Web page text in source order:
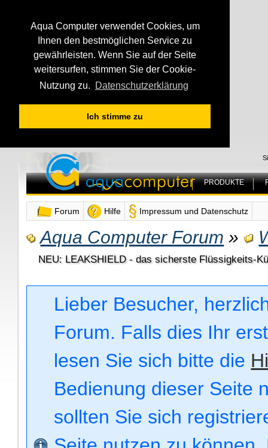
Aqua Computer verwendet Cookies, um
Ihnen den bestmöglichen Service zu
gewährleisten. Wenn Sie auf der Seite
weitersurfen, stimmen Sie der Cookie-
Nutzung zu.
Datenschutzerklärung
Ich stimme zu
PRODUKTE
Forum Hilfe Impressum und Datenschutz
Aqua Computer Forum »
NEU: LEAKSHIELD - das sicherste Flüssigkeits-
Lieber Besucher,
Forum. Falls dies Ihr
lesen Sie sich bitte die
Bedienung dieser Seite
sollten Sie sich